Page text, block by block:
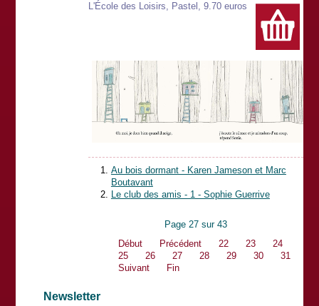
L'École des Loisirs, Pastel, 9.70 euros
Au bois dormant - Karen Jameson et Marc
Boutavant
Le club des amis - 1 - Sophie Guerrive
Page 27 sur 43
Début
Précédent 22 23
24
25
26 27 28 29 30
31
Suivant
Fin
Newsletter